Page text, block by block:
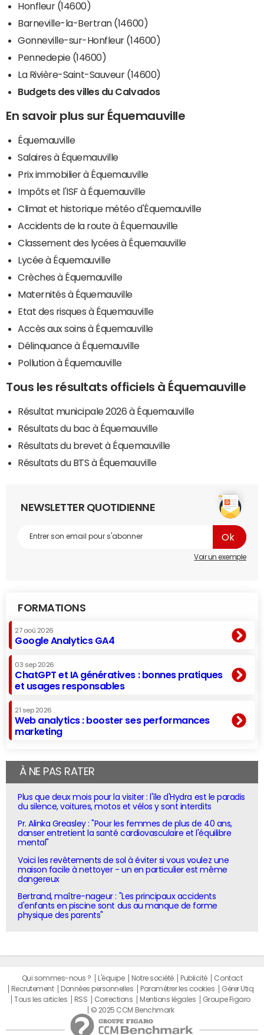
Honfleur (14600)
Barneville-la-Bertran (14600)
Gonneville-sur-Honfleur (14600)
Pennedepie (14600)
La Rivière-Saint-Sauveur (14600)
Budgets des villes du Calvados
En savoir plus sur Équemauville
Équemauville
Salaires à Équemauville
Prix immobilier à Équemauville
Impôts et l'ISF à Équemauville
Climat et historique météo d'Équemauville
Accidents de la route à Équemauville
Classement des lycées à Équemauville
Lycée à Équemauville
Crèches à Équemauville
Maternités à Équemauville
Etat des risques à Équemauville
Accès aux soins à Équemauville
Délinquance à Équemauville
Pollution à Équemauville
Tous les résultats officiels à Équemauville
Résultat municipale 2026 à Équemauville
Résultats du bac à Équemauville
Résultats du brevet à Équemauville
Résultats du BTS à Équemauville
NEWSLETTER QUOTIDIENNE
Voir un exemple
FORMATIONS
27 aoû 2026
Google Analytics GA4
03 sep 2026
ChatGPT et IA génératives : bonnes pratiques
et usages responsables
21 sep 2026
Web analytics : booster ses performances
marketing
À NE PAS RATER
Plus que deux mois pour la visiter : l'île d'Hydra est le paradis
du silence, voitures, motos et vélos y sont interdits
Pr. Alinka Greasley : "Pour les femmes de plus de 40 ans,
danser entretient la santé cardiovasculaire et l'équilibre
mental"
Voici les revêtements de sol à éviter si vous voulez une
maison facile à nettoyer - un en particulier est même
dangereux
Bertrand, maître-nageur : "Les principaux accidents
d'enfants en piscine sont dus au manque de forme
physique des parents"
Qui sommes-nous ? L'équipe Notre société Publicité
Contact
Recrutement
Données personnelles Paramétrer les cookies
Gérer Utiq
Tous les articles
RSS Corrections Mentions légales
Groupe Figaro
© 2025 CCM Benchmark